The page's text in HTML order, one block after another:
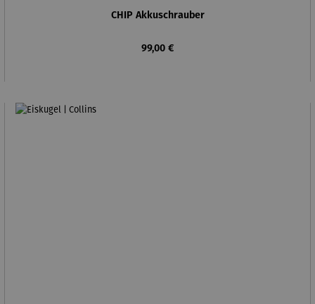
CHIP Akkuschrauber
Regulärer Preis:
99,00 €